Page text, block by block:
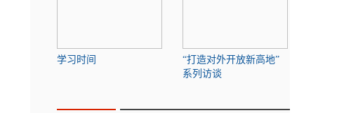
学习时间
“打造对外开放新高地”
系列访谈